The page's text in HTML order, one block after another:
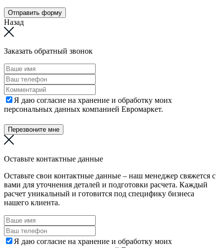
Отправить форму
Назад
Заказать обратный звонок
Я даю согласие на хранение и обработку моих
персональных данных компанией Евромаркет.
Перезвоните мне
Оставьте контактные данные
Оставьте свои контактные данные – наш менеджер свяжется с
вами для уточнения деталей и подготовки расчета. Каждый
расчет уникальный и готовится под специфику бизнеса
нашего клиента.
Я даю согласие на хранение и обработку моих